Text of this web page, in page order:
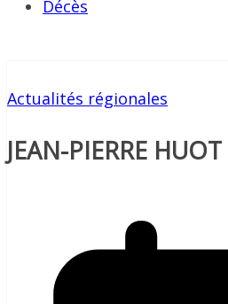
Décès
Actualités régionales
JEAN-PIERRE